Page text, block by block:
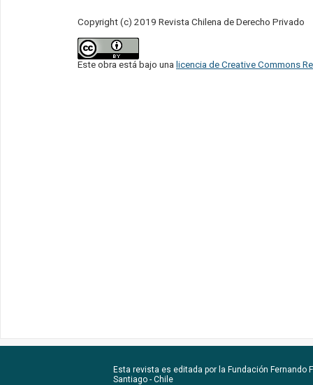
Copyright (c) 2019 Revista Chilena de Derecho Privado
Este obra está bajo una licencia de Creative Commons
Esta revista es editada por la Fundación Fernando
Santiago - Chile